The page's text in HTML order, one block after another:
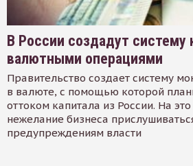
В России создадут систему
валютными операциями
Правительство создает систему
в валюте, с помощью которой
оттоком капитала из России. На
нежелание бизнеса
предупреждениям власти